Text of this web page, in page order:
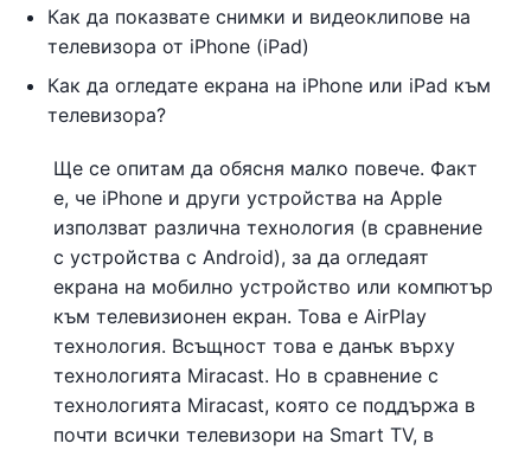
Как да показвате снимки и видеоклипове на
телевизора от iPhone (iPad)
Как да огледате екрана на iPhone или iPad към
телевизора?
Ще се опитам да обясня малко повече. Факт
е, че iPhone и други устройства на Apple
използват различна технология (в сравнение
с устройства с Android), за да огледаят
екрана на мобилно устройство или компютър
към телевизионен екран. Това е AirPlay
технология. Всъщност това е данък върху
технологията Miracast. Но в сравнение с
технологията Miracast, която се поддържа в
почти всички телевизори на Smart TV, в